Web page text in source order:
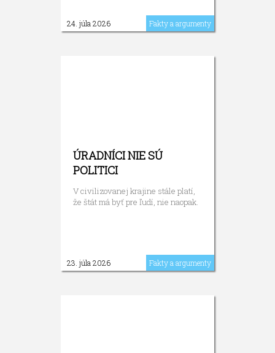
24. júla 2026 Fakty a argumenty
ÚRADNÍCI NIE SÚ
POLITICI
V civilizovanej krajine stále platí,
že štát má byť pre ľudí, nie naopak.
23. júla 2026 Fakty a argumenty